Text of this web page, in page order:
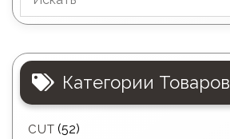
Категории Товаров
CUT (52)